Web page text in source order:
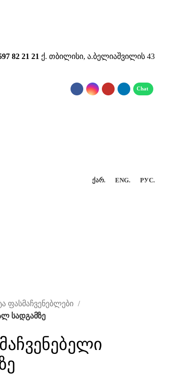
82 21 21 ქ. თბილისი, ა.ბელიაშვილის 43
ᲥᲐᲠ. ENG. РУС.
ფასმაჩვენებლები
სადგამზე